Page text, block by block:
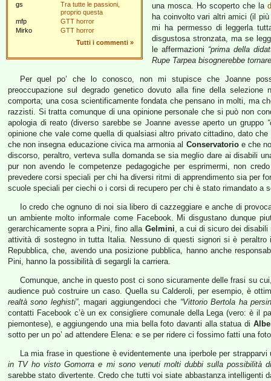
gs
Tra tutte le passioni,
proprio questa
mfp
GTT horror
Mirko
GTT horror
Tutti i commenti »
una mosca. Ho scoperto che la
ha coinvolto vari altri amici (il
mi ha permesso di leggerla
disgustosa stronzata, ma se
le affermazioni “prima della
Rupe Tarpea bisognerebbe
Per quel po’ che lo conosco, non mi stupisce che Joanne
preoccupazione sul degrado genetico dovuto alla fine della
comporta; una cosa scientificamente fondata che pensano in molti, ma
razzisti. Si tratta comunque di una opinione personale che si può non
apologia di reato (diverso sarebbe se Joanne avesse aperto un gruppo
opinione che vale come quella di qualsiasi altro privato cittadino, dato
che non insegna educazione civica ma armonia al Conservatorioe che
discorso, peraltro, verteva sulla domanda se sia meglio dare ai disabili
pur non avendo le competenze pedagogiche per esprimermi, non
prevedere corsi speciali per chi ha diversi ritmi di apprendimento sia per
scuole speciali per ciechi o i corsi di recupero per chi è stato rimandato a
Io credo che ognuno di noi sia libero di cazzeggiare e anche di
un ambiente molto informale come Facebook. Mi disgustano dunque
gerarchicamente sopra a Pini, fino alla Gelmini, a cui di sicuro dei
attività di sostegno in tutta Italia. Nessuno di questi signori si è
Repubblica, che, avendo una posizione pubblica, hanno anche
Pini, hanno la possibilità di segargli la carriera.
Comunque, anche in questo post ci sono sicuramente delle frasi su
audience può costruire un caso. Quella su Calderoli, per esempio, è
realtà sono leghisti”, magari aggiungendoci che “Vittorio Bertola ha
contatti Facebook c’è un ex consigliere comunale della Lega (vero: è il
piemontese), e aggiungendo una mia bella foto davanti alla statua di
sotto per un po’ ad attendere Elena: e se per ridere ci fossimo fatti una
La mia frase in questione è evidentemente una iperbole per
in TV ho visto Gomorra e mi sono venuti molti dubbi sulla possibilità
sarebbe stato divertente. Credo che tutti voi siate abbastanza